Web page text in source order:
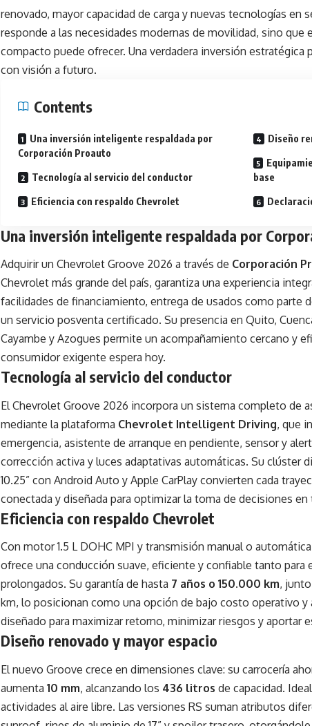
renovado, mayor capacidad de carga y nuevas tecnologías en
responde a las necesidades modernas de movilidad, sino que
compacto puede ofrecer. Una verdadera inversión estratégica
con visión a futuro.
Contents
Una inversión inteligente respaldada por
Corporación Proauto
Tecnología al servicio del conductor
Eficiencia con respaldo Chevrolet
Diseño
base
Una inversión inteligente respaldada por
Adquirir un Chevrolet Groove 2026 a través de Corporación
Chevrolet más grande del país, garantiza una experiencia
facilidades de financiamiento, entrega de usados como parte
un servicio posventa certificado. Su presencia en Quito,
Cayambe y Azogues permite un acompañamiento cercano y
consumidor exigente espera hoy.
Tecnología al servicio del conductor
El Chevrolet Groove 2026 incorpora un sistema completo de
mediante la plataforma Chevrolet Intelligent Driving, que
emergencia, asistente de arranque en pendiente, sensor y
corrección activa y luces adaptativas automáticas. Su clúster
10.25” con Android Auto y Apple CarPlay convierten cada
conectada y diseñada para optimizar la toma de decisiones en
Eficiencia con respaldo Chevrolet
Con motor 1.5 L DOHC MPI y transmisión manual o
ofrece una conducción suave, eficiente y confiable tanto para
prolongados. Su garantía de hasta 7 años o 150.000 km,
km, lo posicionan como una opción de bajo costo operativo y
diseñado para maximizar retorno, minimizar riesgos y aportar
Diseño renovado y mayor espacio
El nuevo Groove crece en dimensiones clave: su carrocería
aumenta 10 mm, alcanzando los 436 litros de capacidad.
actividades al aire libre. Las versiones RS suman atributos